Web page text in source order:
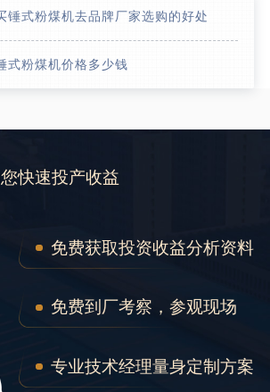
锤式粉煤机去品牌厂家选购的好处
式粉煤机价格多少钱
快速投产收益
免费获取投资收益分析资料
免费到厂考察，参观现场
专业技术经理量身定制方案